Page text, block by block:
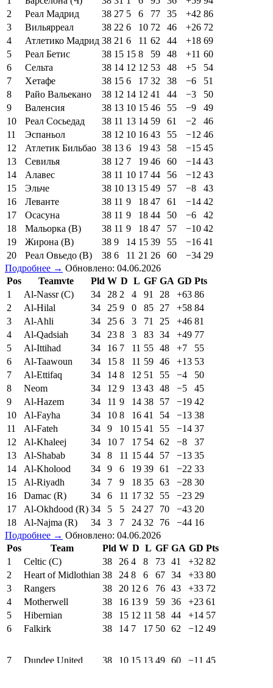
2
Реал Мадрид 38 27 5 6 77 35 +42 86
3
Вильярреал 38 22 6 10 72 46 +26 72
4
Атлетико Мадрид 38 21 6 11 62 44 +18 69
5
Реал Бетис 38 15 15 8 59 48 +11 60
6
Сельта 38 14 12 12 53 48 +5
54
7
Хетафе 38 15 6 17 32 38 −6
51
8
Райо Вальекано 38 12 14 12 41 44 −3
50
9
Валенсия 38 13 10 15 46 55 −9
49
10
Реал Сосьедад 38 11 13 14 59 61 −2
46
11
Эспаньол 38 12 10 16 43 55 −12 46
12
Атлетик Бильбао 38 13 6 19 43 58 −15 45
13
Севилья 38 12 7 19 46 60 −14 43
14
Алавес 38 11 10 17 44 56 −12 43
15
Эльче 38 10 13 15 49 57 −8
43
16
Леванте 38 11 9 18 47 61 −14 42
17
Осасуна 38 11 9 18 44 50 −6
42
18
Мальорка (В) 38 11 9 18 47 57 −10 42
19
Жирона (В) 38 9 14 15 39 55 −16 41
20
Реал Овьедо (В) 38 6 11 21 26 60 −34 29
Подробнее → Обновлено: 04.06.2026
Pos
Teamvte Pld W D L GF GA GD Pts
1
Al-Nassr (C) 34 28 2 4 91 28 +63 86
2
Al-Hilal 34 25 9 0 85 27 +58 84
3
Al-Ahli 34 25 6 3 71 25 +46 81
4
Al-Qadsiah 34 23 8 3 83 34 +49 77
5
Al-Ittihad 34 16 7 11 55 48 +7
55
6
Al-Taawoun 34 15 8 11 59 46 +13 53
7
Al-Ettifaq 34 14 8 12 51 55 −4
50
8
Neom 34 12 9 13 43 48 −5
45
9
Al-Hazem 34 11 9 14 38 57 −19 42
10
Al-Fayha 34 10 8 16 41 54 −13 38
11
Al-Fateh 34 9 10 15 41 55 −14 37
12
Al-Khaleej 34 10 7 17 54 62 −8
37
13
Al-Shabab 34 8 11 15 44 57 −13 35
14
Al-Kholood 34 9 6 19 39 61 −22 33
15
Al-Riyadh 34 7 9 18 35 63 −28 30
16
Damac (R) 34 6 11 17 32 55 −23 29
17
Al-Okhdood (R) 34 5 5 24 27 70 −43 20
18
Al-Najma (R) 34 3 7 24 32 76 −44 16
Подробнее → Обновлено: 04.06.2026
Pos
Team Pld W D L GF GA GD Pts
1
Celtic (C) 38 26 4 8 73 41 +32 82
2
Heart of Midlothian 38 24 8 6 67 34 +33 80
3
Rangers 38 20 12 6 76 43 +33 72
4
Motherwell 38 16 13 9 59 36 +23 61
5
Hibernian 38 15 12 11 58 44 +14 57
6
Falkirk 38 14 7 17 50 62 −12 49
7 Dundee United 38 10 15 13 49 60 −11 45